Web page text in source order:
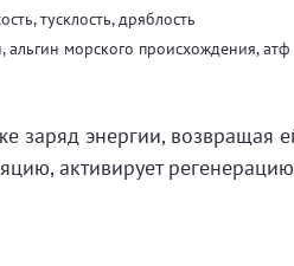
тусклость, дряблость
альгин морского происхождения, атф
заряд энергии, возвращая
активирует